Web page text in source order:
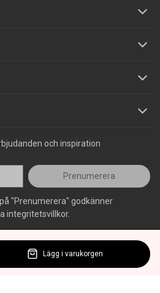
och inspiration
Prenumerera
"Prenumerera" godkänner
integritetsvillkor.
Lägg i varukorgen